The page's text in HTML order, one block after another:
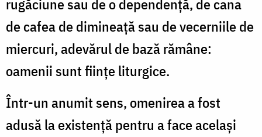
rugăciune sau de o dependență, de cana
de cafea de dimineață sau de vecerniile de
miercuri, adevărul de bază rămâne:
oamenii sunt ființe liturgice.
Într-un anumit sens, omenirea a fost
adusă la existență pentru a face același